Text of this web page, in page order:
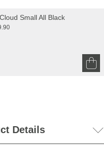
Small All Black
Details